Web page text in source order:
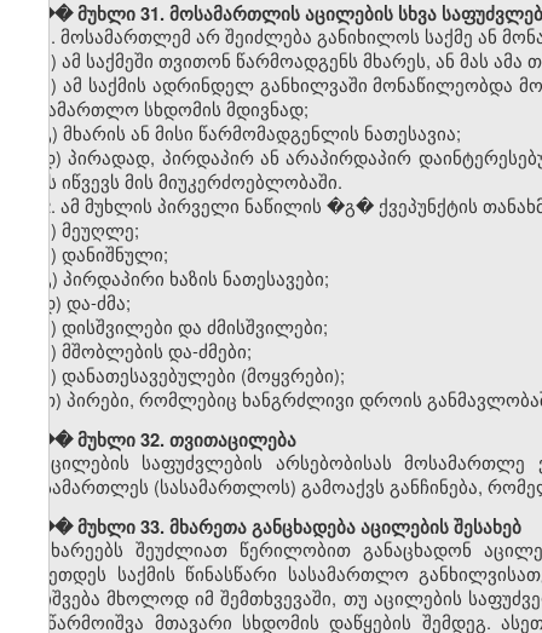
��� მუხლი 31. მოსამართლის აცილების სხვა
1. მოსამართლემ არ შეიძლება განიხილოს საქმე ან
ა) ამ საქმეში თვითონ წარმოადგენს მხარეს, ან მას
ბ) ამ საქმის ადრინდელ განხილვაში მონაწილეობდა
სასამართლო სხდომის მდივნად;
გ) მხარის ან მისი წარმომადგენლის ნათესავია;
დ) პირადად, პირდაპირ ან არაპირდაპირ
ეჭვს იწვევს მის მიუკერძოებლობაში.
2. ამ მუხლის პირველი ნაწილის �გ� ქვეპუნქტის
ა) მეუღლე;
ბ) დანიშნული;
გ) პირდაპირი ხაზის ნათესავები;
დ) და-ძმა;
ე) დისშვილები და ძმისშვილები;
ვ) მშობლების და-ძმები;
ზ) დანათესავებულები (მოყვრები);
თ) პირები, რომლებიც ხანგრძლივი დროის
��� მუხლი 32. თვითაცილება
აცილების საფუძვლების არსებობისას
მოსამართლეს (სასამართლოს) გამოაქვს განჩინება,
��� მუხლი 33. მხარეთა განცხადება აცილების შესახებ
მხარეებს შეუძლიათ წერილობით განაცხადონ
გაკეთდეს საქმის წინასწარი სასამართლო
დაიშვება მხოლოდ იმ შემთხვევაში, თუ აცილების
ან წარმოიშვა მთავარი სხდომის დაწყების შემდეგ.